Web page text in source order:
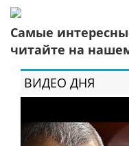
Самые
читайте на
ВИДЕО ДНЯ